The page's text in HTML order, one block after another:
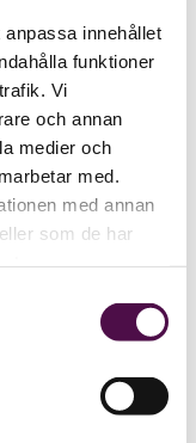
innehållet
funktioner
Vi
och annan
medier och
med.
med annan
som de har